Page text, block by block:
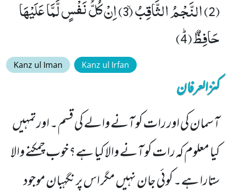
(2) النَّجْمُ الثَّاقِبُۙ (3) اِنْ كُلُّ نَفْسٍ لَّمَّا عَلَیْهَا
حَافِظٌﭤ(4)
Kanz ul Iman Kanz ul Irfan
کنزالعرفان
آسمان کی اور رات کو آنے والے کی قسم۔ اورتمہیں
کیا معلوم کہ رات کو آنے والا کیا ہے؟ خوب چمکنے والا
ستارا ہے۔ کوئی جان نہیں مگر اس پر نگہبان موجود